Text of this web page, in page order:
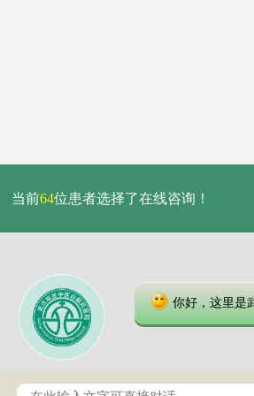
当前64位患者选择了在线咨询！
你好，这里是